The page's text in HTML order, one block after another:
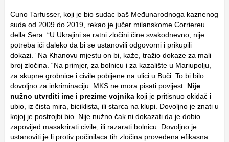
Cuno Tarfusser, koji je bio sudac baš Međunarodnoga kaznenog
suda od 2009 do 2019, rekao je jučer milanskome Corriereu
della Sera: “U Ukrajini se ratni zločini čine svakodnevno, nije
potreba ići daleko da bi se ustanovili odgovorni i prikupili
dokazi.” Na Khanovu mjestu on bi, kaže, tražio dokaze za mali
broj zločina. “Na primjer, za bolnicu i za kazalište u Mariupolju,
za skupne grobnice i civile pobijene na ulici u Buči. To bi bilo
dovoljno za inkriminaciju. MKS ne mora pisati povijest. Nije
nužno utvrditi ime i prezime vojnika koji je pritisnuo okidač i
ubio, iz čista mira, biciklista, ili starca na klupi. Dovoljno je znati u
kojoj je postrojbi bio. Nije nužno čak ni dokazati da je dobio
zapovijed masakrirati civile, ili razarati bolnicu. Dovoljno je
ustanoviti je li protiv počinilaca tih zločina provedena efikasna